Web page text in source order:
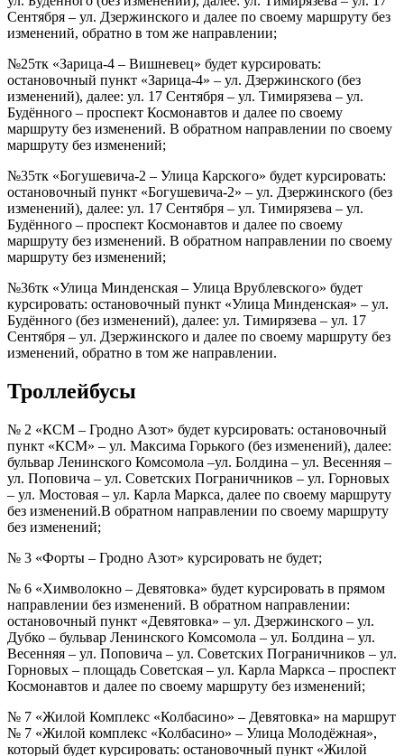
Сентября – ул. Дзержинского и далее по своему маршруту без
изменений, обратно в том же направлении;
№25тк «Зарица-4 – Вишневец» будет курсировать:
остановочный пункт «Зарица-4» – ул. Дзержинского (без
изменений), далее: ул. 17 Сентября – ул. Тимирязева – ул.
Будённого – проспект Космонавтов и далее по своему
маршруту без изменений. В обратном направлении по своему
маршруту без изменений;
№35тк «Богушевича-2 – Улица Карского» будет курсировать:
остановочный пункт «Богушевича-2» – ул. Дзержинского (без
изменений), далее: ул. 17 Сентября – ул. Тимирязева – ул.
Будённого – проспект Космонавтов и далее по своему
маршруту без изменений. В обратном направлении по своему
маршруту без изменений;
№36тк «Улица Минденская – Улица Врублевского» будет
курсировать: остановочный пункт «Улица Минденская» – ул.
Будённого (без изменений), далее: ул. Тимирязева – ул. 17
Сентября – ул. Дзержинского и далее по своему маршруту без
изменений, обратно в том же направлении.
Троллейбусы
№ 2 «КСМ – Гродно Азот» будет курсировать: остановочный
пункт «КСМ» – ул. Максима Горького (без изменений), далее:
бульвар Ленинского Комсомола –ул. Болдина – ул. Весенняя –
ул. Поповича – ул. Советских Пограничников – ул. Горновых
– ул. Мостовая – ул. Карла Маркса, далее по своему маршруту
без изменений.В обратном направлении по своему маршруту
без изменений;
№ 3 «Форты – Гродно Азот» курсировать не будет;
№ 6 «Химволокно – Девятовка» будет курсировать в прямом
направлении без изменений. В обратном направлении:
остановочный пункт «Девятовка» – ул. Дзержинского – ул.
Дубко – бульвар Ленинского Комсомола – ул. Болдина – ул.
Весенняя – ул. Поповича – ул. Советских Пограничников – ул.
Горновых – площадь Советская – ул. Карла Маркса – проспект
Космонавтов и далее по своему маршруту без изменений;
№ 7 «Жилой Комплекс «Колбасино» – Девятовка» на маршрут
№ 7 «Жилой комплекс «Колбасино» – Улица Молодёжная»,
который будет курсировать: остановочный пункт «Жилой